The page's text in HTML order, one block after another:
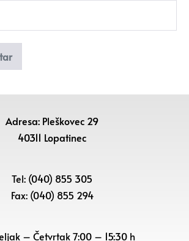
Adresa: Pleškovec 29
40311 Lopatinec
Tel: (040) 855 305
Fax: (040) 855 294
– Četvrtak 7:00 – 15:30 h